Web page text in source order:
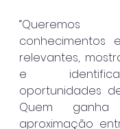
conhecimentos
relevantes,
e
oportunidades
Quem
aproximação